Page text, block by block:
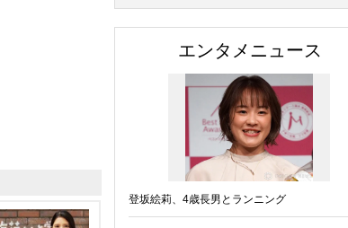
エンタメニュース
登坂絵莉、4歳長男とランニング